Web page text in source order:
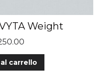
Weight
carrello